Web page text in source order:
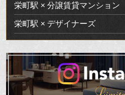
栄町駅 × 分譲賃貸マンション
栄町駅 × デザイナーズ